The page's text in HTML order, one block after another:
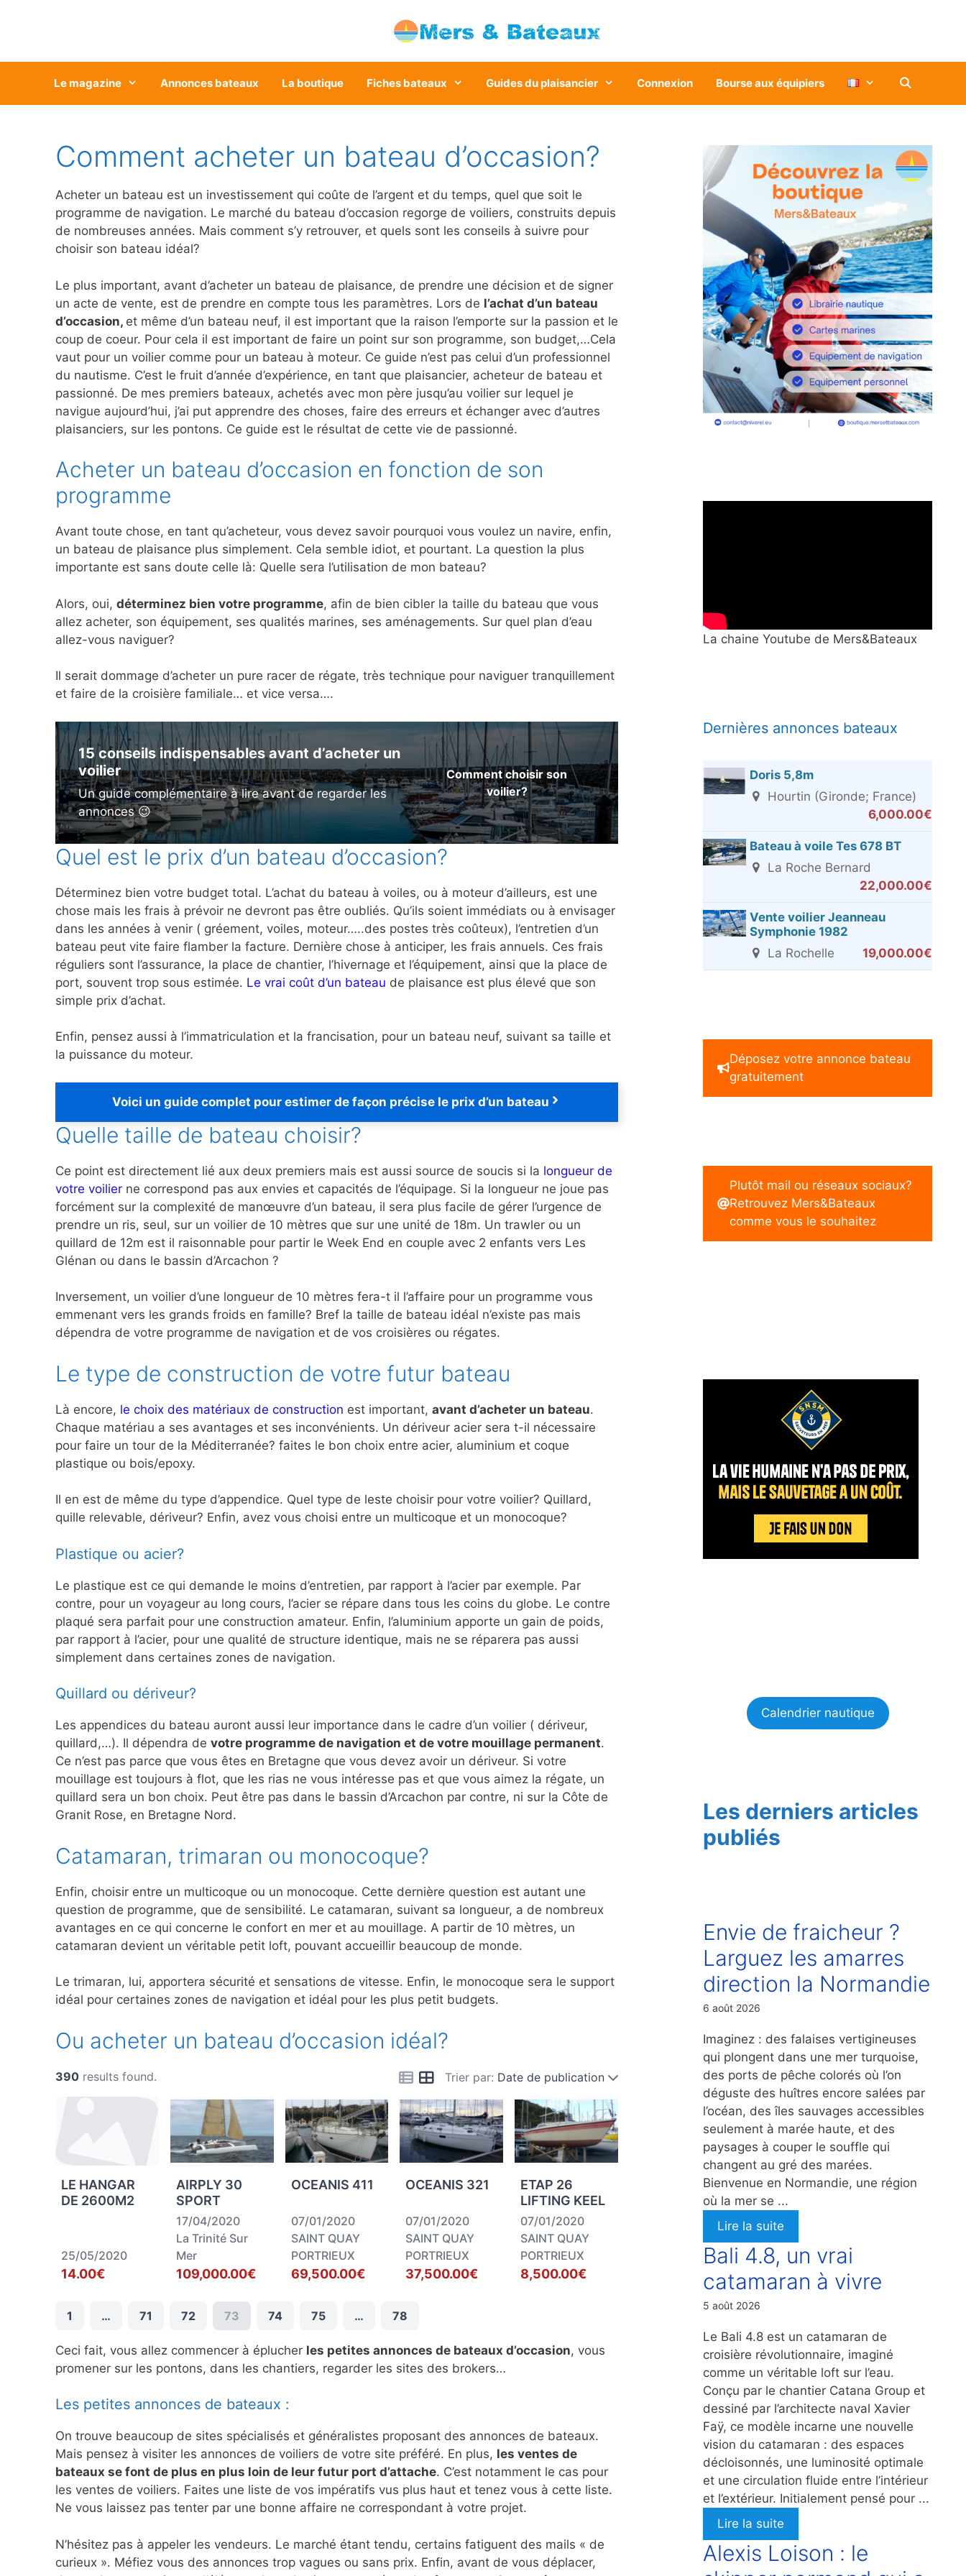
Le magazine Annonces bateaux La boutique Fiches bateaux Guides du plaisancier Connexion Bourse aux équipiers
Comment acheter un bateau d’occasion?
Acheter un bateau est un investissement qui coûte de l’argent et du temps, quel que soit le
programme de navigation. Le marché du bateau d’occasion regorge de voiliers, construits depuis
de nombreuses années. Mais comment s’y retrouver, et quels sont les conseils à suivre pour
choisir son bateau idéal?
Le plus important, avant d’acheter un bateau de plaisance, de prendre une décision et de signer
un acte de vente, est de prendre en compte tous les paramètres. Lors de l’achat d’un bateau
d’occasion, et même d’un bateau neuf, il est important que la raison l’emporte sur la passion et le
coup de coeur. Pour cela il est important de faire un point sur son programme, son budget,…Cela
vaut pour un voilier comme pour un bateau à moteur. Ce guide n’est pas celui d’un professionnel
du nautisme. C’est le fruit d’année d’expérience, en tant que plaisancier, acheteur de bateau et
passionné. De mes premiers bateaux, achetés avec mon père jusqu’au voilier sur lequel je
navigue aujourd’hui, j’ai put apprendre des choses, faire des erreurs et échanger avec d’autres
plaisanciers, sur les pontons. Ce guide est le résultat de cette vie de passionné.
Acheter un bateau d’occasion en fonction de son
programme
Avant toute chose, en tant qu’acheteur, vous devez savoir pourquoi vous voulez un navire, enfin,
un bateau de plaisance plus simplement. Cela semble idiot, et pourtant. La question la plus
importante est sans doute celle là: Quelle sera l’utilisation de mon bateau?
Alors, oui, déterminez bien votre programme, afin de bien cibler la taille du bateau que vous
allez acheter, son équipement, ses qualités marines, ses aménagements. Sur quel plan d’eau
allez-vous naviguer?
Il serait dommage d’acheter un pure racer de régate, très technique pour naviguer tranquillement
et faire de la croisière familiale… et vice versa….
15 conseils indispensables avant d’acheter un
voilier
Un guide complémentaire à lire avant de regarder les
annonces 😉
Comment choisir son
voilier?
Quel est le prix d’un bateau d’occasion?
Déterminez bien votre budget total. L’achat du bateau à voiles, ou à moteur d’ailleurs, est une
chose mais les frais à prévoir ne devront pas être oubliés. Qu’ils soient immédiats ou à envisager
dans les années à venir ( gréement, voiles, moteur…..des postes très coûteux), l’entretien d’un
bateau peut vite faire flamber la facture. Dernière chose à anticiper, les frais annuels. Ces frais
réguliers sont l’assurance, la place de chantier, l’hivernage et l’équipement, ainsi que la place de
port, souvent trop sous estimée. Le vrai coût d’un bateau de plaisance est plus élevé que son
simple prix d’achat.
Enfin, pensez aussi à l’immatriculation et la francisation, pour un bateau neuf, suivant sa taille et
la puissance du moteur.
Voici un guide complet pour estimer de façon précise le prix d’un bateau
Quelle taille de bateau choisir?
Ce point est directement lié aux deux premiers mais est aussi source de soucis si la longueur de
votre voilier ne correspond pas aux envies et capacités de l’équipage. Si la longueur ne joue pas
forcément sur la complexité de manœuvre d’un bateau, il sera plus facile de gérer l’urgence de
prendre un ris, seul, sur un voilier de 10 mètres que sur une unité de 18m. Un trawler ou un
quillard de 12m est il raisonnable pour partir le Week End en couple avec 2 enfants vers Les
Glénan ou dans le bassin d’Arcachon ?
Inversement, un voilier d’une longueur de 10 mètres fera-t il l’affaire pour un programme vous
emmenant vers les grands froids en famille? Bref la taille de bateau idéal n’existe pas mais
dépendra de votre programme de navigation et de vos croisières ou régates.
Le type de construction de votre futur bateau
Là encore, le choix des matériaux de construction est important, avant d’acheter un bateau.
Chaque matériau a ses avantages et ses inconvénients. Un dériveur acier sera t-il nécessaire
pour faire un tour de la Méditerranée? faites le bon choix entre acier, aluminium et coque
plastique ou bois/epoxy.
Il en est de même du type d’appendice. Quel type de leste choisir pour votre voilier? Quillard,
quille relevable, dériveur? Enfin, avez vous choisi entre un multicoque et un monocoque?
Plastique ou acier?
Le plastique est ce qui demande le moins d’entretien, par rapport à l’acier par exemple. Par
contre, pour un voyageur au long cours, l’acier se répare dans tous les coins du globe. Le contre
plaqué sera parfait pour une construction amateur. Enfin, l’aluminium apporte un gain de poids,
par rapport à l’acier, pour une qualité de structure identique, mais ne se réparera pas aussi
simplement dans certaines zones de navigation.
Quillard ou dériveur?
Les appendices du bateau auront aussi leur importance dans le cadre d’un voilier ( dériveur,
quillard,…). Il dépendra de votre programme de navigation et de votre mouillage permanent.
Ce n’est pas parce que vous êtes en Bretagne que vous devez avoir un dériveur. Si votre
mouillage est toujours à flot, que les rias ne vous intéresse pas et que vous aimez la régate, un
quillard sera un bon choix. Peut être pas dans le bassin d’Arcachon par contre, ni sur la Côte de
Granit Rose, en Bretagne Nord.
Catamaran, trimaran ou monocoque?
Enfin, choisir entre un multicoque ou un monocoque. Cette dernière question est autant une
question de programme, que de sensibilité. Le catamaran, suivant sa longueur, a de nombreux
avantages en ce qui concerne le confort en mer et au mouillage. A partir de 10 mètres, un
catamaran devient un véritable petit loft, pouvant accueillir beaucoup de monde.
Le trimaran, lui, apportera sécurité et sensations de vitesse. Enfin, le monocoque sera le support
idéal pour certaines zones de navigation et idéal pour les plus petit budgets.
Ou acheter un bateau d’occasion idéal?
Trier par: Date de publication
390 results found.
LE HANGAR
DE 2600M2
25/05/2020
14.00€
AIRPLY 30
SPORT
17/04/2020
La Trinité Sur
Mer
109,000.00€
OCEANIS 411
07/01/2020
SAINT QUAY
PORTRIEUX
69,500.00€
OCEANIS 321
07/01/2020
SAINT QUAY
PORTRIEUX
37,500.00€
ETAP 26
LIFTING KEEL
07/01/2020
SAINT QUAY
PORTRIEUX
8,500.00€
1 … 71 72 73 74 75 … 78
Ceci fait, vous allez commencer à éplucher les petites annonces de bateaux d’occasion, vous
promener sur les pontons, dans les chantiers, regarder les sites des brokers…
Les petites annonces de bateaux :
On trouve beaucoup de sites spécialisés et généralistes proposant des annonces de bateaux.
Mais pensez à visiter les annonces de voiliers de votre site préféré. En plus, les ventes de
bateaux se font de plus en plus loin de leur futur port d’attache. C’est notamment le cas pour
les ventes de voiliers. Faites une liste de vos impératifs vus plus haut et tenez vous à cette liste.
Ne vous laissez pas tenter par une bonne affaire ne correspondant à votre projet.
N’hésitez pas à appeler les vendeurs. Le marché étant tendu, certains fatiguent des mails « de
curieux ». Méfiez vous des annonces trop vagues ou sans prix. Enfin, avant de vous déplacer,
La chaine Youtube de Mers&Bateaux
Dernières annonces bateaux
Doris 5,8m
Hourtin (Gironde; France)
6,000.00€
Bateau à voile Tes 678 BT
La Roche Bernard
22,000.00€
Vente voilier Jeanneau
Symphonie 1982
La Rochelle
19,000.00€
Déposez votre annonce bateau
gratuitement
Plutôt mail ou réseaux sociaux?
Retrouvez Mers&Bateaux
comme vous le souhaitez
Calendrier nautique
Les derniers articles
publiés
Envie de fraicheur ?
Larguez les amarres
direction la Normandie
6 août 2026
Imaginez : des falaises vertigineuses
qui plongent dans une mer turquoise,
des ports de pêche colorés où l’on
déguste des huîtres encore salées par
l’océan, des îles sauvages accessibles
seulement à marée haute, et des
paysages à couper le souffle qui
changent au gré des marées.
Bienvenue en Normandie, une région
où la mer se ...
Lire la suite
Bali 4.8, un vrai
catamaran à vivre
5 août 2026
Le Bali 4.8 est un catamaran de
croisière révolutionnaire, imaginé
comme un véritable loft sur l’eau.
Conçu par le chantier Catana Group et
dessiné par l’architecte naval Xavier
Faÿ, ce modèle incarne une nouvelle
vision du catamaran : des espaces
décloisonnés, une luminosité optimale
et une circulation fluide entre l’intérieur
et l’extérieur. Initialement pensé pour ...
Lire la suite
Alexis Loison : le